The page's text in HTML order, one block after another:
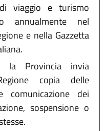
viaggio e turismo
annualmente nel
e nella Gazzetta
Provincia invia
copia delle
comunicazione dei
sospensione o